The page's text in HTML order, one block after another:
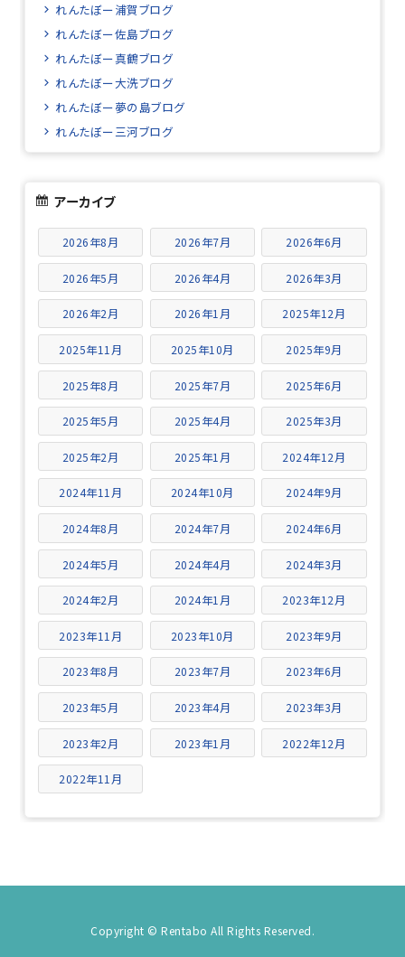
れんたぼー浦賀ブログ
れんたぼー佐島ブログ
れんたぼー真鶴ブログ
れんたぼー大洗ブログ
れんたぼー夢の島ブログ
れんたぼー三河ブログ
アーカイブ
2026年8月 2026年7月 2026年6月
2026年5月 2026年4月 2026年3月
2026年2月 2026年1月 2025年12月
2025年11月 2025年10月 2025年9月
2025年8月 2025年7月 2025年6月
2025年5月 2025年4月 2025年3月
2025年2月 2025年1月 2024年12月
2024年11月 2024年10月 2024年9月
2024年8月 2024年7月 2024年6月
2024年5月 2024年4月 2024年3月
2024年2月 2024年1月 2023年12月
2023年11月 2023年10月 2023年9月
2023年8月 2023年7月 2023年6月
2023年5月 2023年4月 2023年3月
2023年2月 2023年1月 2022年12月
2022年11月
Copyright © Rentabo All Rights Reserved.